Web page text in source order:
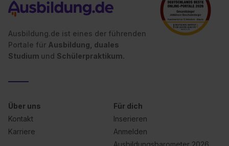
Ausbildung.de ist eines der führenden
Portale für Ausbildung, duales
Studium und Schülerpraktikum.
Über uns
Kontakt
Karriere
Für dich
Inserieren
Anmelden
Ausbildungsbarometer 2026